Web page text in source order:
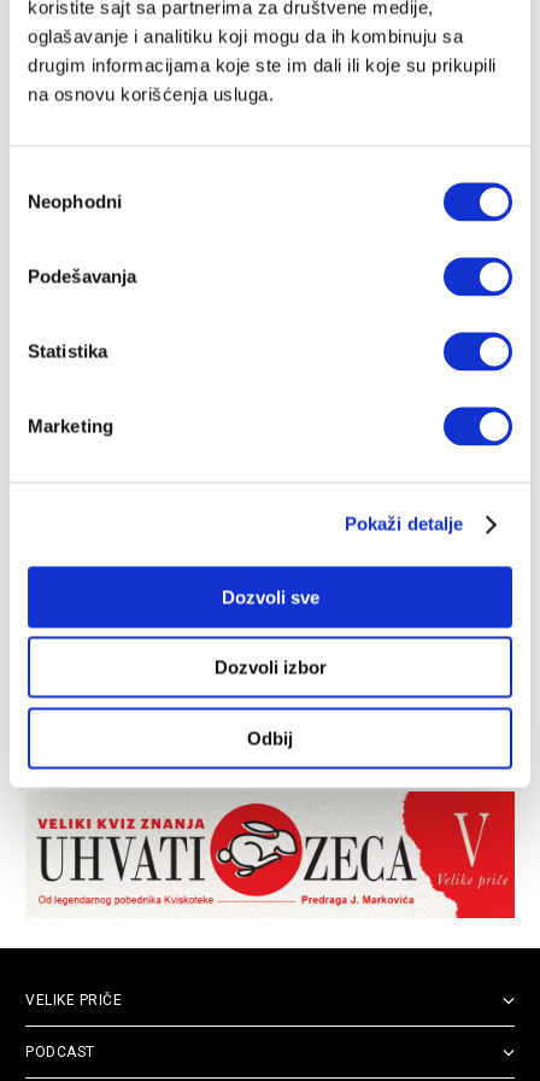
koristite sajt sa partnerima za društvene medije,
oglašavanje i analitiku koji mogu da ih kombinuju sa
drugim informacijama koje ste im dali ili koje su prikupili
na osnovu korišćenja usluga.
сагласности
Neophodni
Podešavanja
Statistika
Marketing
Pokaži detalje
Dozvoli sve
Dozvoli izbor
Odbij
VELIKE PRIČE
PODCAST